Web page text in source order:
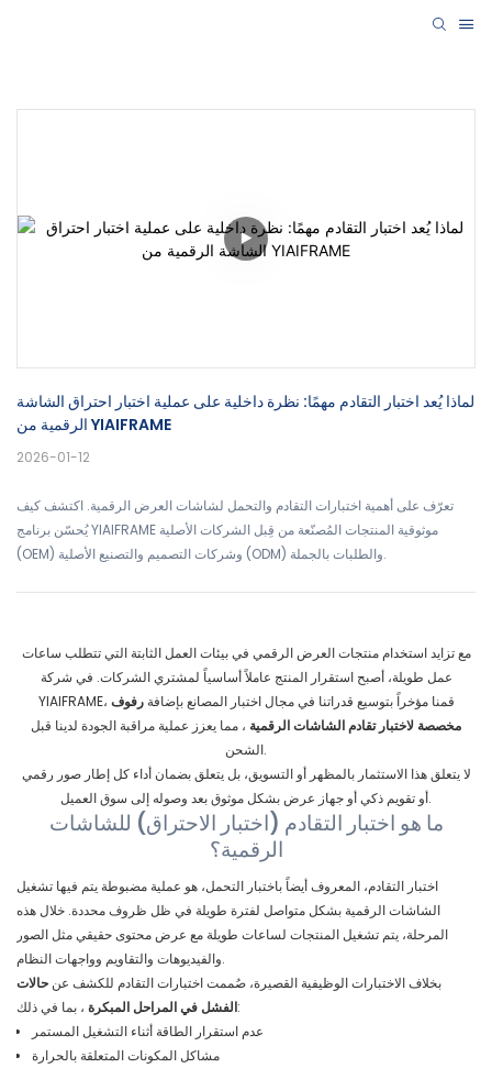
لماذا يُعد اختبار التقادم مهمًا: نظرة داخلية على عملية اختبار احتراق الشاشة
الرقمية من YIAIFRAME
2026-01-12
تعرّف على أهمية اختبارات التقادم والتحمل لشاشات العرض الرقمية. اكتشف كيف
يُحسّن برنامج YIAIFRAME موثوقية المنتجات المُصنّعة من قِبل الشركات الأصلية
(OEM) وشركات التصميم والتصنيع الأصلية (ODM) والطلبات بالجملة.
مع تزايد استخدام منتجات العرض الرقمي في بيئات العمل الثابتة التي تتطلب ساعات
عمل طويلة، أصبح استقرار المنتج عاملاً أساسياً لمشتري الشركات. في شركة
YIAIFRAME، قمنا مؤخراً بتوسيع قدراتنا في مجال اختبار المصانع بإضافةرفوف
مخصصة لاختبار تقادم الشاشات الرقمية ، مما يعزز عملية مراقبة الجودة لدينا قبل
الشحن.
لا يتعلق هذا الاستثمار بالمظهر أو التسويق، بل يتعلق بضمان أداء كل إطار صور رقمي
أو تقويم ذكي أو جهاز عرض بشكل موثوق بعد وصوله إلى سوق العميل.
ما هو اختبار التقادم (اختبار الاحتراق) للشاشات
الرقمية؟
اختبار التقادم، المعروف أيضاً باختبار التحمل، هو عملية مضبوطة يتم فيها تشغيل
الشاشات الرقمية بشكل متواصل لفترة طويلة في ظل ظروف محددة. خلال هذه
المرحلة، يتم تشغيل المنتجات لساعات طويلة مع عرض محتوى حقيقي مثل الصور
والفيديوهات والتقاويم وواجهات النظام.
بخلاف الاختبارات الوظيفية القصيرة، صُممت اختبارات التقادم للكشف عن حالات
الفشل في المراحل المبكرة، بما في ذلك:
عدم استقرار الطاقة أثناء التشغيل المستمر
مشاكل المكونات المتعلقة بالحرارة